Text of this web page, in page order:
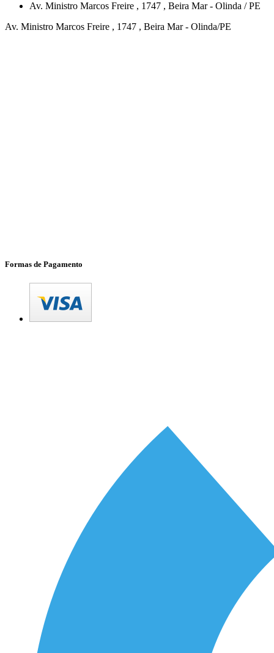
Av. Ministro Marcos Freire , 1747 , Beira Mar- Olinda /PE
Av. Ministro Marcos Freire , 1747 , Beira Mar - Olinda/PE
Formas de Pagamento